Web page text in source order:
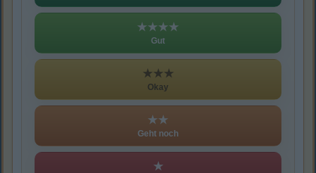
★★★★
Gut
★★★
Okay
★★
Geht noch
★